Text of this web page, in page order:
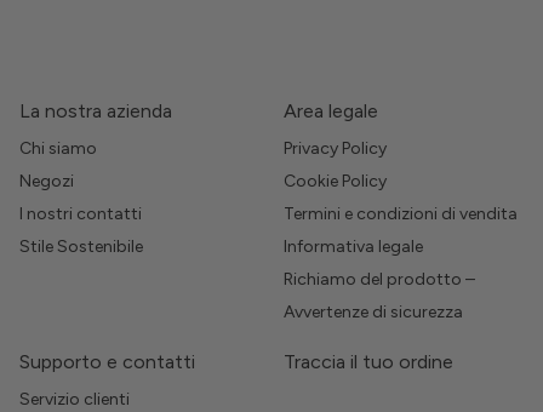
La nostra azienda
Chi siamo
Negozi
I nostri contatti
Stile Sostenibile
Area legale
Privacy Policy
Cookie Policy
Termini e condizioni di vendita
Informativa legale
Richiamo del prodotto –
Avvertenze di sicurezza
Supporto e contatti
Servizio clienti
Traccia il tuo ordine